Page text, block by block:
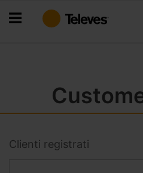
al
Clienti registrati